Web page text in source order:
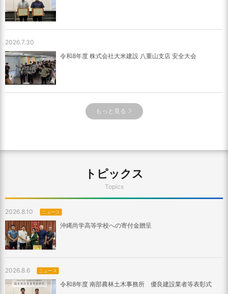
2026.7.30
令和8年度 株式会社大米建設 八重山支店 安全大会
もっと見る
トピックス
Topics
2026.8.10 ニュース
沖縄尚学高等学校への寄付金贈呈
2026.8.6 ニュース
令和8年度 南部農林土木事務所 優良建設業者等表彰式